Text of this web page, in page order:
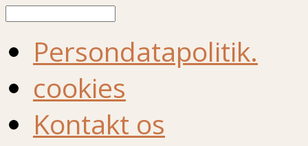
Persondatapolitik.
cookies
Kontakt os